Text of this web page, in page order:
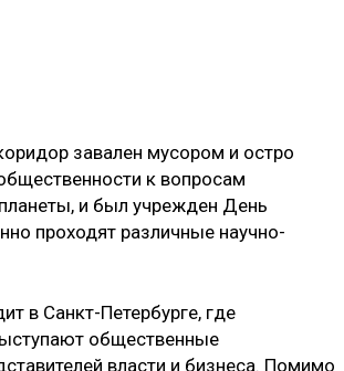
завален мусором и остро
к вопросам
и был учрежден День
проходят различные научно-
в Санкт-Петербурге, где
общественные
власти и бизнеса. Помимо